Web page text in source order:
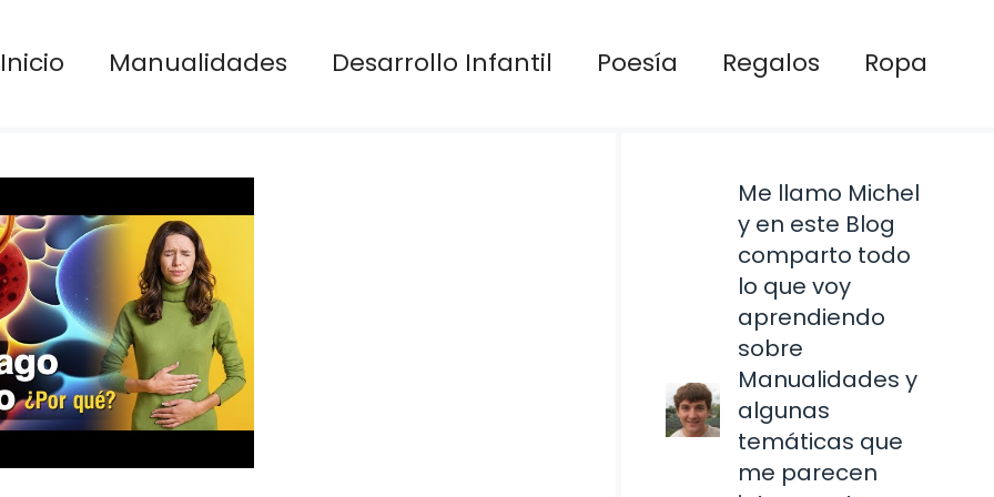
Inicio Manualidades Desarrollo Infantil Poesía Regalos Ropa
Me llamo Michel
y en este Blog
comparto todo
lo que voy
aprendiendo
sobre
Manualidades y
algunas
temáticas que
me parecen